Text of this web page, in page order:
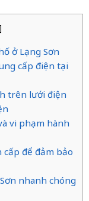
]
ở Lạng Sơn
cấp điện tại
trên lưới điện
vi phạm hành
cấp để đảm bảo
nhanh chóng